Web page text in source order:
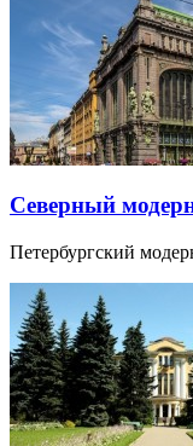
Северный
Петербургский